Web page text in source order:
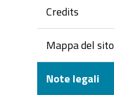
Credits
Mappa del sito
Note legali